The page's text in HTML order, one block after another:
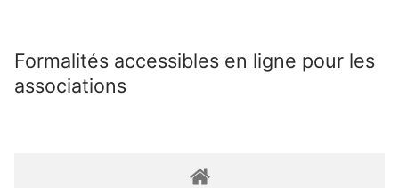
Formalités accessibles en ligne pour les
associations